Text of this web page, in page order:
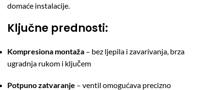
domaće instalacije.
Ključne prednosti:
Kompresiona montaža – bez ljepila i zavarivanja, brza
ugradnja rukom i ključem
Potpuno zatvaranje – ventil omogućava precizno